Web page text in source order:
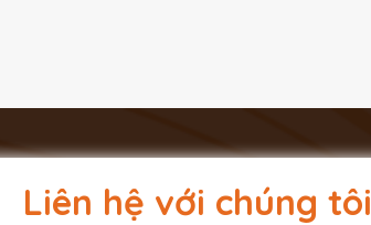
Liên hệ với chúng tôi